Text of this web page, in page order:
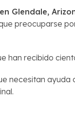
Glendale,
preocuparse
han recibido
necesitan